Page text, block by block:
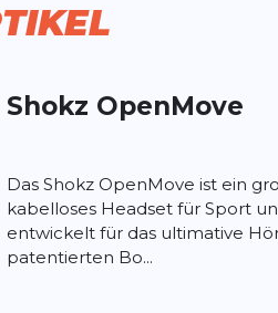
Shokz OpenMove
Das Shokz OpenMove ist ein
kabelloses Headset für Sport
entwickelt für das ultimative
patentierten Bo...